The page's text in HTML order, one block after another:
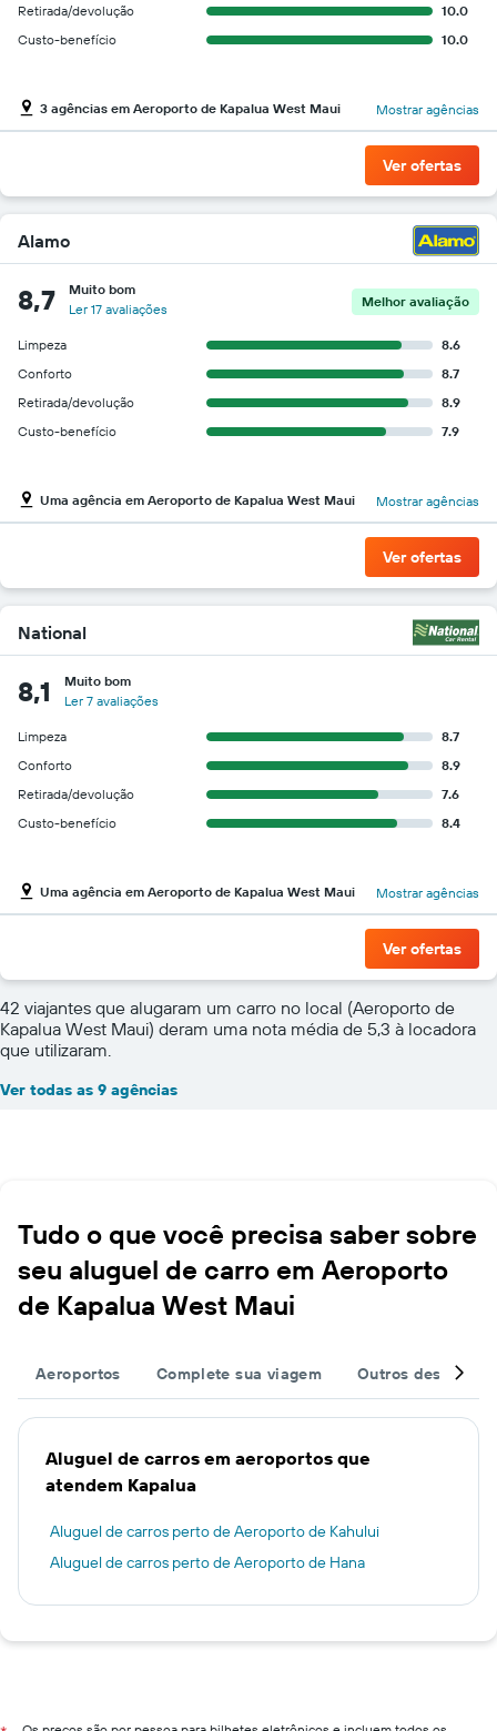
Retirada/devolução
10.0
Custo-benefício
10.0
3 agências em Aeroporto de Kapalua West Maui Mostrar agências
Ver ofertas
Alamo
8,7
Muito bom
Ler 17 avaliações
Melhor avaliação
Limpeza
8.6
Conforto
8.7
Retirada/devolução
8.9
Custo-benefício
7.9
Uma agência em Aeroporto de Kapalua West Maui Mostrar agências
Ver ofertas
National
8,1
Muito bom
Ler 7 avaliações
Limpeza
8.7
Conforto
8.9
Retirada/devolução
7.6
Custo-benefício
8.4
Uma agência em Aeroporto de Kapalua West Maui Mostrar agências
Ver ofertas
42 viajantes que alugaram um carro no local (Aeroporto de
Kapalua West Maui) deram uma nota média de 5,3 à locadora
que utilizaram.
Ver todas as 9 agências
Tudo o que você precisa saber sobre
seu aluguel de carro em Aeroporto
de Kapalua West Maui
Aeroportos Complete sua viagem Outros destinos
Aluguel de carros em aeroportos que
atendem Kapalua
Aluguel de carros perto de Aeroporto de Kahului
Aluguel de carros perto de Aeroporto de Hana